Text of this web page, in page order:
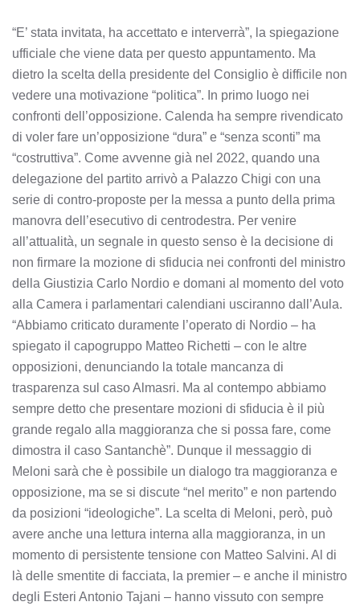
“E’ stata invitata, ha accettato e interverrà”, la spiegazione
ufficiale che viene data per questo appuntamento. Ma
dietro la scelta della presidente del Consiglio è difficile non
vedere una motivazione “politica”. In primo luogo nei
confronti dell’opposizione. Calenda ha sempre rivendicato
di voler fare un’opposizione “dura” e “senza sconti” ma
“costruttiva”. Come avvenne già nel 2022, quando una
delegazione del partito arrivò a Palazzo Chigi con una
serie di contro-proposte per la messa a punto della prima
manovra dell’esecutivo di centrodestra. Per venire
all’attualità, un segnale in questo senso è la decisione di
non firmare la mozione di sfiducia nei confronti del ministro
della Giustizia Carlo Nordio e domani al momento del voto
alla Camera i parlamentari calendiani usciranno dall’Aula.
“Abbiamo criticato duramente l’operato di Nordio – ha
spiegato il capogruppo Matteo Richetti – con le altre
opposizioni, denunciando la totale mancanza di
trasparenza sul caso Almasri. Ma al contempo abbiamo
sempre detto che presentare mozioni di sfiducia è il più
grande regalo alla maggioranza che si possa fare, come
dimostra il caso Santanchè”. Dunque il messaggio di
Meloni sarà che è possibile un dialogo tra maggioranza e
opposizione, ma se si discute “nel merito” e non partendo
da posizioni “ideologiche”. La scelta di Meloni, però, può
avere anche una lettura interna alla maggioranza, in un
momento di persistente tensione con Matteo Salvini. Al di
là delle smentite di facciata, la premier – e anche il ministro
degli Esteri Antonio Tajani – hanno vissuto con sempre